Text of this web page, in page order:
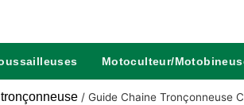
Motoculteur/
/ Guide Chaine Tronçonneuse